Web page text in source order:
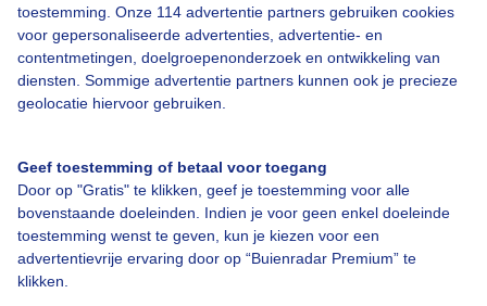
toestemming. Onze 114 advertentie partners gebruiken cookies
voor gepersonaliseerde advertenties, advertentie- en
contentmetingen, doelgroepenonderzoek en ontwikkeling van
diensten. Sommige advertentie partners kunnen ook je precieze
geolocatie hiervoor gebruiken.
Geef toestemming of betaal voor toegang
Door op "Gratis" te klikken, geef je toestemming voor alle
bovenstaande doeleinden. Indien je voor geen enkel doeleinde
toestemming wenst te geven, kun je kiezen voor een
advertentievrije ervaring door op “Buienradar Premium” te
klikken.
Over Buienradar
Contact
Toegankelijkheid
Gebruikersvoorwaarden